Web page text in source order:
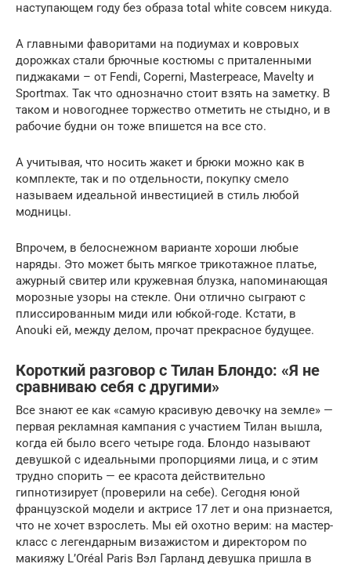
наступающем году без образа total white совсем никуда.
А главными фаворитами на подиумах и ковровых
дорожках стали брючные костюмы с приталенными
пиджаками – от Fendi, Coperni, Masterpeace, Mavelty и
Sportmax. Так что однозначно стоит взять на заметку. В
таком и новогоднее торжество отметить не стыдно, и в
рабочие будни он тоже впишется на все сто.
А учитывая, что носить жакет и брюки можно как в
комплекте, так и по отдельности, покупку смело
называем идеальной инвестицией в стиль любой
модницы.
Впрочем, в белоснежном варианте хороши любые
наряды. Это может быть мягкое трикотажное платье,
ажурный свитер или кружевная блузка, напоминающая
морозные узоры на стекле. Они отлично сыграют с
плиссированным миди или юбкой-годе. Кстати, в
Anouki ей, между делом, прочат прекрасное будущее.
Короткий разговор с Тилан Блондо: «Я не
сравниваю себя с другими»
Все знают ее как «самую красивую девочку на земле» —
первая рекламная кампания с участием Тилан вышла,
когда ей было всего четыре года. Блондо называют
девушкой с идеальными пропорциями лица, и с этим
трудно спорить — ее красота действительно
гипнотизирует (проверили на себе). Сегодня юной
французской модели и актрисе 17 лет и она признается,
что не хочет взрослеть. Мы ей охотно верим: на мастер-
класс с легендарным визажистом и директором по
макияжу L’Oréal Paris Вэл Гарланд девушка пришла в